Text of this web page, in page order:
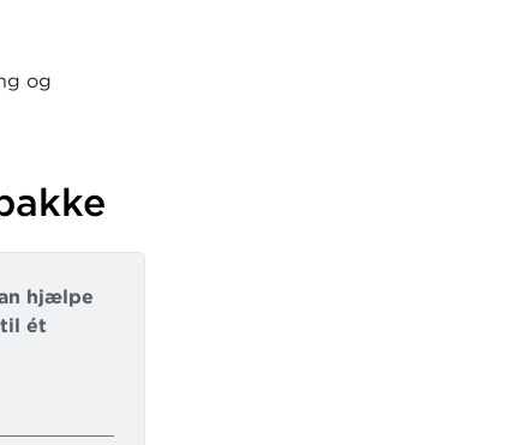
og
har
hjælpe
til ét